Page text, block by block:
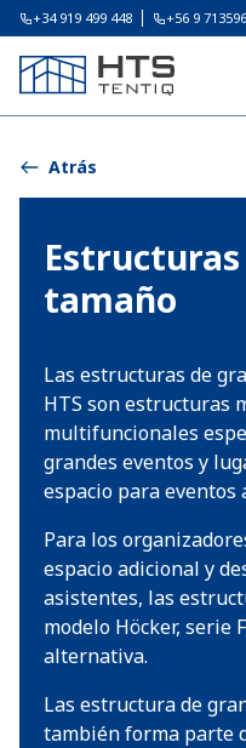
+34 919 499 448 +56 9
Atrás
tamaño
Las estructuras de
HTS son estructuras
multifuncionales
grandes eventos y
espacio para eventos
Para los
espacio adicional y
asistentes, las
modelo Höcker, serie
alternativa.
Las estructura de
también forma parte